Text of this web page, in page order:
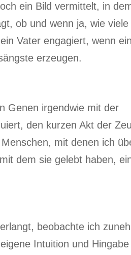
ein Bild vermittelt, in
ob und wenn ja, wie viele
Vater engagiert, wenn
erzeugen.
Genen irgendwie mit der
den kurzen Akt der
mit denen ich
dem sie gelebt haben,
beobachte ich
Intuition und